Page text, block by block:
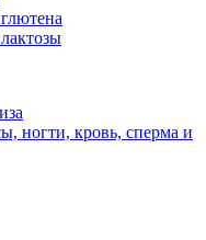
ногти, кровь, сперма и